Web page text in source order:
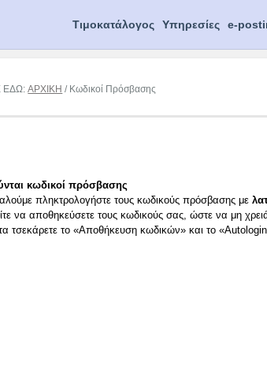
Τιμοκατάλογος Υπηρεσίες e-
ΕΔΩ:ΑΡΧΙΚΗ / Κωδικοί Πρόσβασης
κωδικοί πρόσβασης
πληκτρολογήστε τους κωδικούς πρόσβασης με
να αποθηκεύσετε τους κωδικούς σας, ώστε να μη
τσεκάρετε το «Αποθήκευση κωδικών» και το